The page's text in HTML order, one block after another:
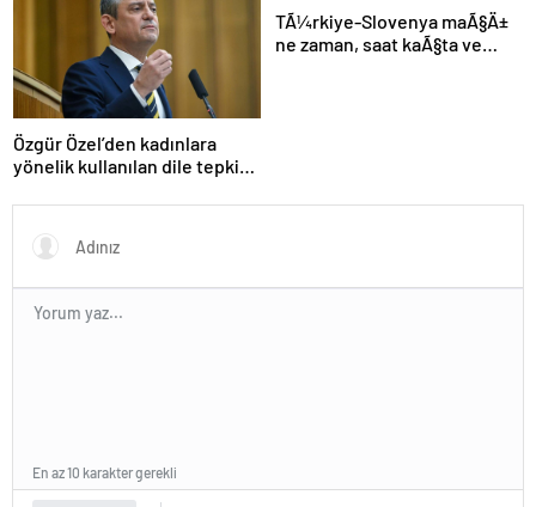
Özgür Özel’den kadınlara
yönelik kullanılan dile tepki:
TÃ¼rkiye-Slovenya maÃ§Ä±
ne zaman, saat kaÃ§ta ve
En az 10 karakter gerekli